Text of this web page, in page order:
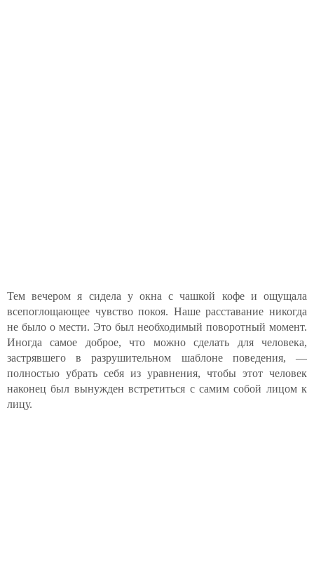
Тем вечером я сидела у окна с чашкой кофе и ощущала
всепоглощающее чувство покоя. Наше расставание никогда
не было о мести. Это был необходимый поворотный момент.
Иногда самое доброе, что можно сделать для человека,
застрявшего в разрушительном шаблоне поведения, —
полностью убрать себя из уравнения, чтобы этот человек
наконец был вынужден встретиться с самим собой лицом к
лицу.